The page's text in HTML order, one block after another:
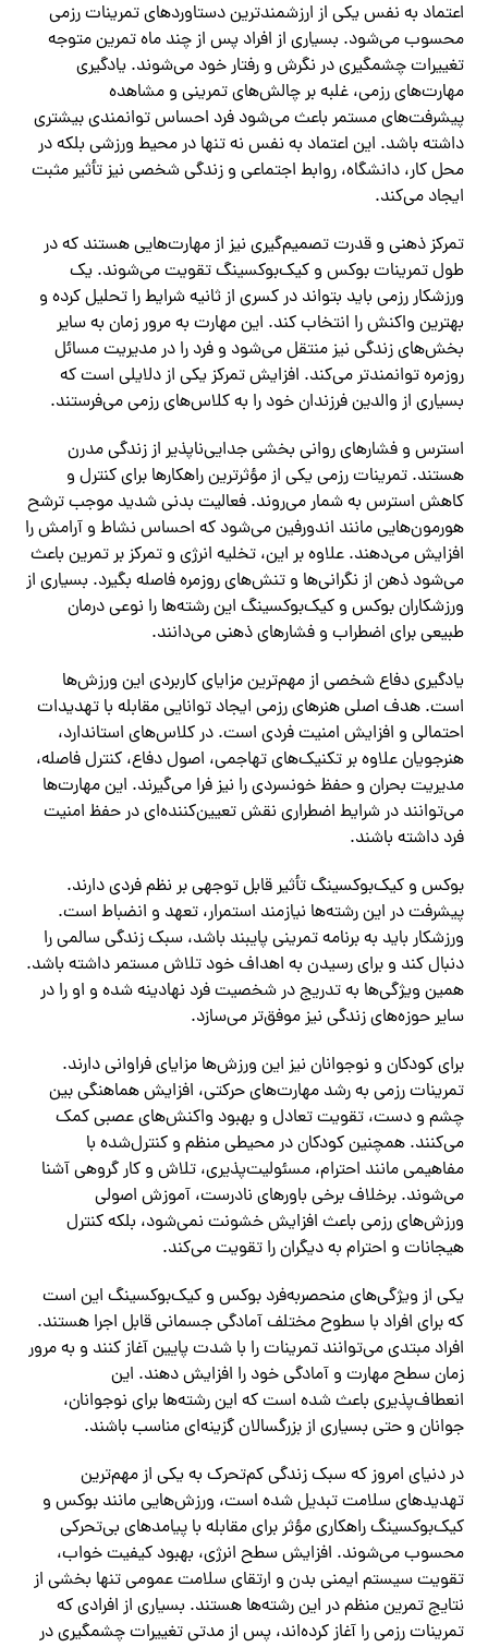
اعتماد به نفس یکی از ارزشمندترین دستاوردهای تمرینات رزمی
محسوب می‌شود. بسیاری از افراد پس از چند ماه تمرین متوجه
تغییرات چشمگیری در نگرش و رفتار خود می‌شوند. یادگیری
مهارت‌های رزمی، غلبه بر چالش‌های تمرینی و مشاهده
پیشرفت‌های مستمر باعث می‌شود فرد احساس توانمندی بیشتری
داشته باشد. این اعتماد به نفس نه تنها در محیط ورزشی بلکه در
محل کار، دانشگاه، روابط اجتماعی و زندگی شخصی نیز تأثیر مثبت
ایجاد می‌کند.
تمرکز ذهنی و قدرت تصمیم‌گیری نیز از مهارت‌هایی هستند که در
طول تمرینات بوکس و کیک‌بوکسینگ تقویت می‌شوند. یک
ورزشکار رزمی باید بتواند در کسری از ثانیه شرایط را تحلیل کرده و
بهترین واکنش را انتخاب کند. این مهارت به مرور زمان به سایر
بخش‌های زندگی نیز منتقل می‌شود و فرد را در مدیریت مسائل
روزمره توانمندتر می‌کند. افزایش تمرکز یکی از دلایلی است که
بسیاری از والدین فرزندان خود را به کلاس‌های رزمی می‌فرستند.
استرس و فشارهای روانی بخشی جدایی‌ناپذیر از زندگی مدرن
هستند. تمرینات رزمی یکی از مؤثرترین راهکارها برای کنترل و
کاهش استرس به شمار می‌روند. فعالیت بدنی شدید موجب ترشح
هورمون‌هایی مانند اندورفین می‌شود که احساس نشاط و آرامش را
افزایش می‌دهند. علاوه بر این، تخلیه انرژی و تمرکز بر تمرین باعث
می‌شود ذهن از نگرانی‌ها و تنش‌های روزمره فاصله بگیرد. بسیاری از
ورزشکاران بوکس و کیک‌بوکسینگ این رشته‌ها را نوعی درمان
طبیعی برای اضطراب و فشارهای ذهنی می‌دانند.
یادگیری دفاع شخصی از مهم‌ترین مزایای کاربردی این ورزش‌ها
است. هدف اصلی هنرهای رزمی ایجاد توانایی مقابله با تهدیدات
احتمالی و افزایش امنیت فردی است. در کلاس‌های استاندارد،
هنرجویان علاوه بر تکنیک‌های تهاجمی، اصول دفاع، کنترل فاصله،
مدیریت بحران و حفظ خونسردی را نیز فرا می‌گیرند. این مهارت‌ها
می‌توانند در شرایط اضطراری نقش تعیین‌کننده‌ای در حفظ امنیت
فرد داشته باشند.
بوکس و کیک‌بوکسینگ تأثیر قابل توجهی بر نظم فردی دارند.
پیشرفت در این رشته‌ها نیازمند استمرار، تعهد و انضباط است.
ورزشکار باید به برنامه تمرینی پایبند باشد، سبک زندگی سالمی را
دنبال کند و برای رسیدن به اهداف خود تلاش مستمر داشته باشد.
همین ویژگی‌ها به تدریج در شخصیت فرد نهادینه شده و او را در
سایر حوزه‌های زندگی نیز موفق‌تر می‌سازد.
برای کودکان و نوجوانان نیز این ورزش‌ها مزایای فراوانی دارند.
تمرینات رزمی به رشد مهارت‌های حرکتی، افزایش هماهنگی بین
چشم و دست، تقویت تعادل و بهبود واکنش‌های عصبی کمک
می‌کنند. همچنین کودکان در محیطی منظم و کنترل‌شده با
مفاهیمی مانند احترام، مسئولیت‌پذیری، تلاش و کار گروهی آشنا
می‌شوند. برخلاف برخی باورهای نادرست، آموزش اصولی
ورزش‌های رزمی باعث افزایش خشونت نمی‌شود، بلکه کنترل
هیجانات و احترام به دیگران را تقویت می‌کند.
یکی از ویژگی‌های منحصربه‌فرد بوکس و کیک‌بوکسینگ این است
که برای افراد با سطوح مختلف آمادگی جسمانی قابل اجرا هستند.
افراد مبتدی می‌توانند تمرینات را با شدت پایین آغاز کنند و به مرور
زمان سطح مهارت و آمادگی خود را افزایش دهند. این
انعطاف‌پذیری باعث شده است که این رشته‌ها برای نوجوانان،
جوانان و حتی بسیاری از بزرگسالان گزینه‌ای مناسب باشند.
در دنیای امروز که سبک زندگی کم‌تحرک به یکی از مهم‌ترین
تهدیدهای سلامت تبدیل شده است، ورزش‌هایی مانند بوکس و
کیک‌بوکسینگ راهکاری مؤثر برای مقابله با پیامدهای بی‌تحرکی
محسوب می‌شوند. افزایش سطح انرژی، بهبود کیفیت خواب،
تقویت سیستم ایمنی بدن و ارتقای سلامت عمومی تنها بخشی از
نتایج تمرین منظم در این رشته‌ها هستند. بسیاری از افرادی که
تمرینات رزمی را آغاز کرده‌اند، پس از مدتی تغییرات چشمگیری در